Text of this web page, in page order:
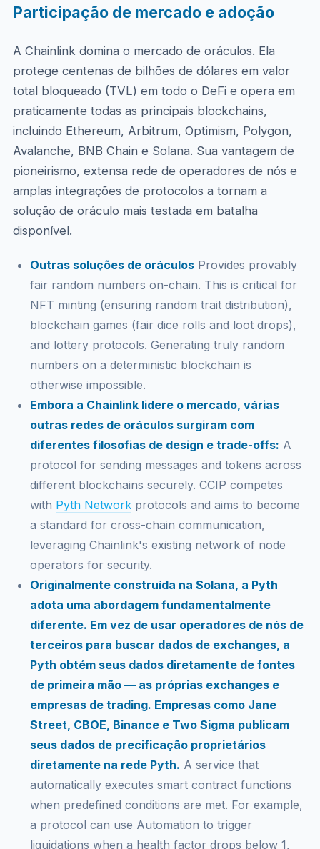
Participação de mercado e adoção
A Chainlink domina o mercado de oráculos. Ela
protege centenas de bilhões de dólares em valor
total bloqueado (TVL) em todo o DeFi e opera em
praticamente todas as principais blockchains,
incluindo Ethereum, Arbitrum, Optimism, Polygon,
Avalanche, BNB Chain e Solana. Sua vantagem de
pioneirismo, extensa rede de operadores de nós e
amplas integrações de protocolos a tornam a
solução de oráculo mais testada em batalha
disponível.
Outras soluções de oráculosProvides provably
fair random numbers on-chain. This is critical for
NFT minting (ensuring random trait distribution),
blockchain games (fair dice rolls and loot drops),
and lottery protocols. Generating truly random
numbers on a deterministic blockchain is
otherwise impossible.
Embora a Chainlink lidere o mercado, várias
outras redes de oráculos surgiram com
diferentes filosofias de design e trade-offs: A
protocol for sending messages and tokens across
different blockchains securely. CCIP competes
with Pyth Networkprotocols and aims to become
a standard for cross-chain communication,
leveraging Chainlink's existing network of node
operators for security.
Originalmente construída na Solana, a Pyth
adota uma abordagem fundamentalmente
diferente. Em vez de usar operadores de nós de
terceiros para buscar dados de exchanges, a
Pyth obtém seus dados diretamente de fontes
de primeira mão — as próprias exchanges e
empresas de trading. Empresas como Jane
Street, CBOE, Binance e Two Sigma publicam
seus dados de precificação proprietários
diretamente na rede Pyth. A service that
automatically executes smart contract functions
when predefined conditions are met. For example,
a protocol can use Automation to trigger
liquidations when a health factor drops below 1,